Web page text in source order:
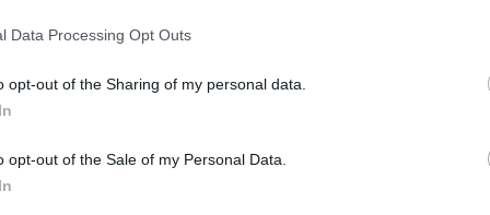
Data Processing Opt Outs
opt-out of the Sharing of my personal data.
opt-out of the Sale of my Personal Data.
διήρκεσε περίπου 4 ώρες, διαβάστηκαν